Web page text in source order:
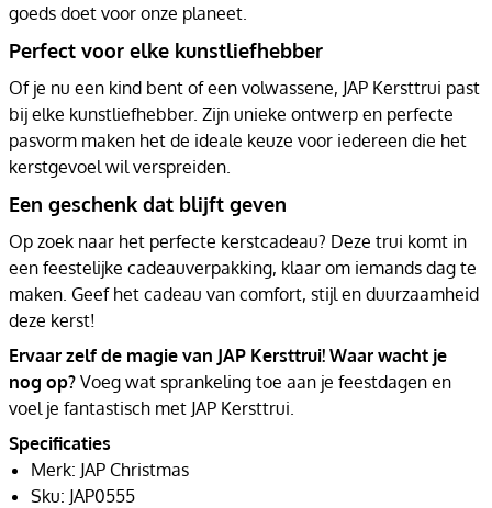
goeds doet voor onze planeet.
Perfect voor elke kunstliefhebber
Of je nu een kind bent of een volwassene, JAP Kersttrui past
bij elke kunstliefhebber. Zijn unieke ontwerp en perfecte
pasvorm maken het de ideale keuze voor iedereen die het
kerstgevoel wil verspreiden.
Een geschenk dat blijft geven
Op zoek naar het perfecte kerstcadeau? Deze trui komt in
een feestelijke cadeauverpakking, klaar om iemands dag te
maken. Geef het cadeau van comfort, stijl en duurzaamheid
deze kerst!
Ervaar zelf de magie van JAP Kersttrui! Waar wacht je
nog op? Voeg wat sprankeling toe aan je feestdagen en
voel je fantastisch met JAP Kersttrui.
Specificaties
Merk: JAP Christmas
Sku: JAP0555